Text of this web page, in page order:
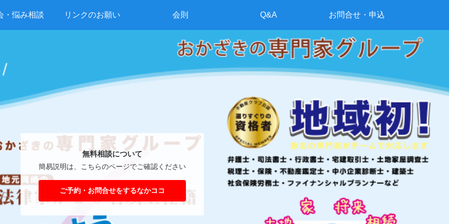
・悩み相談 リンクのお願い 会則 Q&A お問合せ・申込
無料相談について
簡易説明は、こちらのページでご確認ください
ご予約・お問合せをするなかココ